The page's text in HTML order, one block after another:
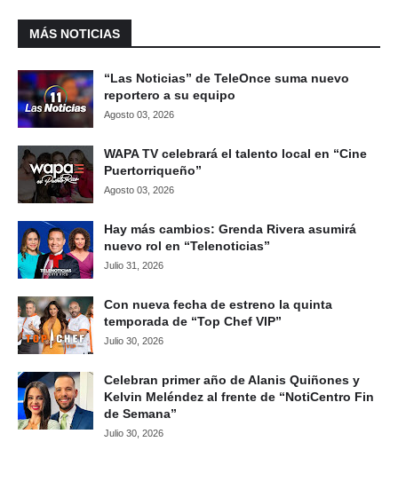
MÁS NOTICIAS
“Las Noticias” de TeleOnce suma nuevo
reportero a su equipo
Agosto 03, 2026
WAPA TV celebrará el talento local en “Cine
Puertorriqueño”
Agosto 03, 2026
Hay más cambios: Grenda Rivera asumirá
nuevo rol en “Telenoticias”
Julio 31, 2026
Con nueva fecha de estreno la quinta
temporada de “Top Chef VIP”
Julio 30, 2026
Celebran primer año de Alanis Quiñones y
Kelvin Meléndez al frente de “NotiCentro Fin
de Semana”
Julio 30, 2026